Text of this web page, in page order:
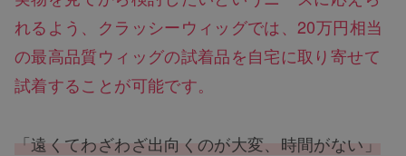
れるよう、クラッシーウィッグでは、20万円相当
の最高品質ウィッグの試着品を自宅に取り寄せて
試着することが可能です。
「遠くてわざわざ出向くのが大変、時間がない」